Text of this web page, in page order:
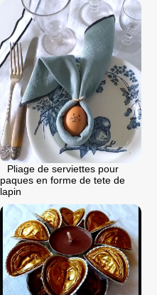
Pliage de serviettes pour
paques en forme de tete de
lapin